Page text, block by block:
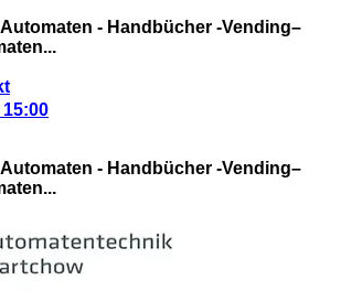
Automaten - Handbücher -Vending–
15:00
Automaten - Handbücher -Vending–